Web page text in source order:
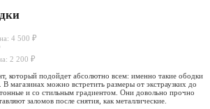
4 500 ₽
2 200 ₽
который подойдет абсолютно всем: именно такие ободки
магазинах можно встретить размеры от экстраузких до
и со стильным градиентом. Они довольно прочно
заломов после снятия, как металлические.